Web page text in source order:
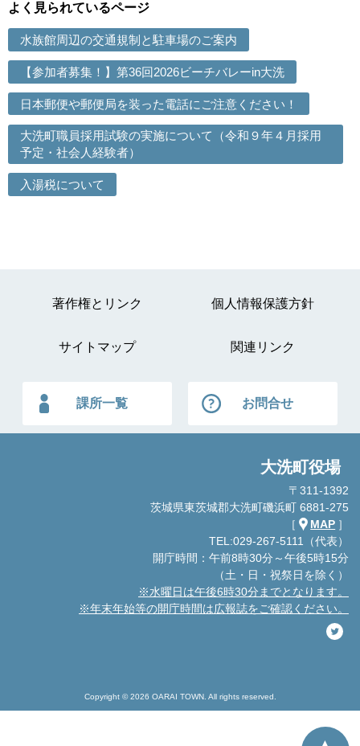
よく見られているページ
水族館周辺の交通規制と駐車場のご案内
【参加者募集！】第36回2026ビーチバレーin大洗
日本郵便や郵便局を装った電話にご注意ください！
大洗町職員採用試験の実施について（令和９年４月採用
予定・社会人経験者）
入湯税について
著作権とリンク 個人情報保護方針
サイトマップ 関連リンク
課所一覧 お問合せ
大洗町役場
〒311-1392
茨城県東茨城郡大洗町磯浜町 6881-275
［
MAP ］
TEL:029-267-5111（代表）
開庁時間：午前8時30分～午後5時15分
（土・日・祝祭日を除く）
※水曜日は午後6時30分までとなります。
※年末年始等の開庁時間は広報誌をご確認ください。
Copyright © 2026 OARAI TOWN. All rights reserved.